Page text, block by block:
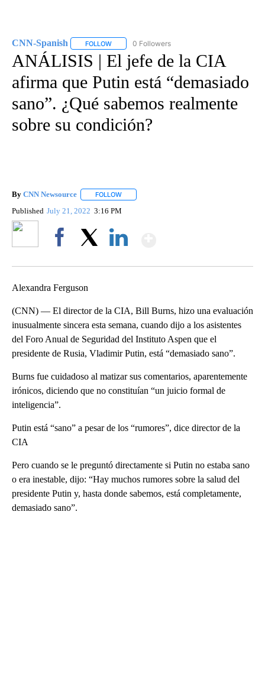
CNN-Spanish FOLLOW FOLLOW "CNN-SPANISH" TO RECEIVE
0 Followers
ANÁLISIS | El jefe de la CIA
afirma que Putin está “demasiado
sano”. ¿Qué sabemos realmente
sobre su condición?
By CNN Newsource FOLLOW
Published July 21, 2022 3:16 PM
Alexandra Ferguson
(CNN) — El director de la CIA, Bill Burns, hizo una evaluación
inusualmente sincera esta semana, cuando dijo a los asistentes
del Foro Anual de Seguridad del Instituto Aspen que el
presidente de Rusia, Vladimir Putin, está “demasiado sano”.
Burns fue cuidadoso al matizar sus comentarios, aparentemente
irónicos, diciendo que no constituían “un juicio formal de
inteligencia”.
Putin está “sano” a pesar de los “rumores”, dice director de la
CIA
Pero cuando se le preguntó directamente si Putin no estaba sano
o era inestable, dijo: “Hay muchos rumores sobre la salud del
presidente Putin y, hasta donde sabemos, está completamente,
demasiado sano”.